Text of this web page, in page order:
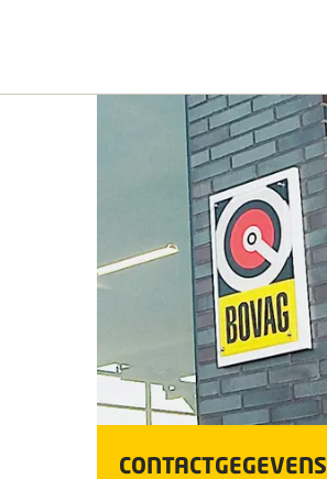
CONTACTGEGEVENS